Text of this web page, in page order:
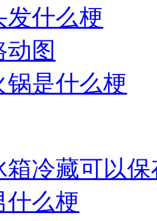
发什么梗
图
锅是什么梗
箱冷藏可以
什么梗